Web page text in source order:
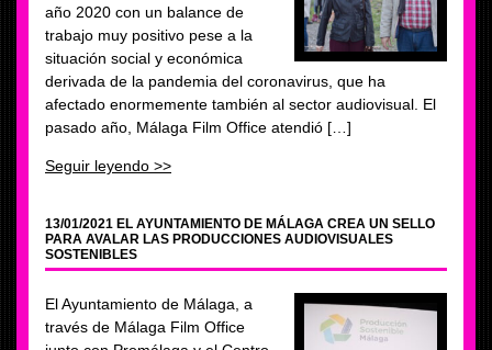
año 2020 con un balance de
trabajo muy positivo pese a la
situación social y económica
derivada de la pandemia del coronavirus, que ha
afectado enormemente también al sector audiovisual. El
pasado año, Málaga Film Office atendió […]
Seguir leyendo >>
13/01/2021 EL AYUNTAMIENTO DE MÁLAGA CREA UN SELLO
PARA AVALAR LAS PRODUCCIONES AUDIOVISUALES
SOSTENIBLES
El Ayuntamiento de Málaga, a
través de Málaga Film Office